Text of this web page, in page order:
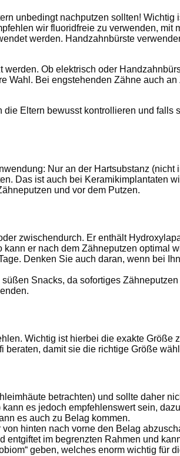
unbedingt nachputzen sollten! Wichtig
wir fluoridfreie zu verwenden, mit
werden. Handzahnbürste
Ob elektrisch oder
Wahl. Bei engstehenden Zähne auch
Eltern bewusst kontrollieren und falls
Nur an der Hartsubstanz
Das ist auch bei Keramikimplantaten
und vor dem Putzen.
zwischendurch. Er enthält
er nach dem Zähneputzen optimal
Denken Sie auch daran, wenn bei
Snacks, da sofortiges
Wichtig ist hierbei die exakte Größe
beraten, damit sie die richtige Größe
betrachten) und sollte daher
es jedoch empfehlenswert sein,
es auch zu Belag kommen.
hinten nach vorne den Belag
entgiftet im begrenzten Rahmen und
geben, welches enorm wichtig für